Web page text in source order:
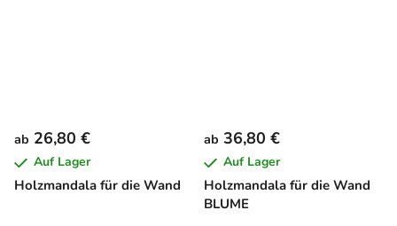
Holzmandala für die Wand
ab 26,80 €
Auf Lager
Holzmandala für die Wand
BLUME
ab 36,80 €
Auf Lager